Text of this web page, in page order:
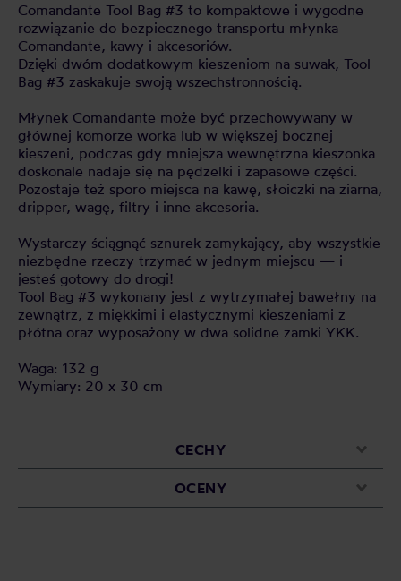
Comandante Tool Bag #3 to kompaktowe i wygodne
rozwiązanie do bezpiecznego transportu młynka
Comandante, kawy i akcesoriów.
Dzięki dwóm dodatkowym kieszeniom na suwak, Tool
Bag #3 zaskakuje swoją wszechstronnością.
Młynek Comandante może być przechowywany w
głównej komorze worka lub w większej bocznej
kieszeni, podczas gdy mniejsza wewnętrzna kieszonka
doskonale nadaje się na pędzelki i zapasowe części.
Pozostaje też sporo miejsca na kawę, słoiczki na ziarna,
dripper, wagę, filtry i inne akcesoria.
Wystarczy ściągnąć sznurek zamykający, aby wszystkie
niezbędne rzeczy trzymać w jednym miejscu — i
jesteś gotowy do drogi!
Tool Bag #3 wykonany jest z wytrzymałej bawełny na
zewnątrz, z miękkimi i elastycznymi kieszeniami z
płótna oraz wyposażony w dwa solidne zamki YKK.
Waga: 132 g
Wymiary: 20 x 30 cm
CECHY
OCENY